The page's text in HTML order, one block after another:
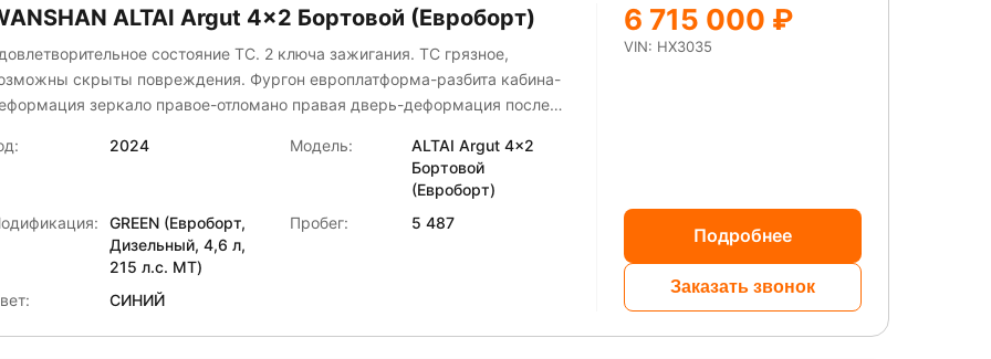
завод
Авто
Строительные подъемные машины (СПМ)
ALTAI Аrgut 4x2 Бортовой (Евроборт)
состояние ТС. 2 ключа зажигания. ТС грязное,
скрыты повреждения. Фургон европлатформа-разбита кабина-
зеркало правое-отломано правая дверь-деформация после
2024 Модель:
ALTAI Аrgut 4x2
Бортовой
(Евроборт)
GREEN (Евроборт,
Дизельный, 4,6 л,
215 л.с. МТ)
Пробег: 5 487
СИНИЙ
6 715 000 ₽
VIN: HX3035
Подробнее
Заказать звонок